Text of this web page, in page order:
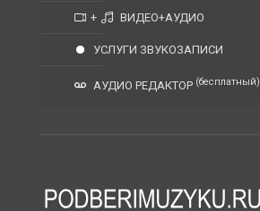
+ ВИДЕО+АУДИО
УСЛУГИ ЗВУКОЗАПИСИ
АУДИО РЕДАКТОР (бесплатный)